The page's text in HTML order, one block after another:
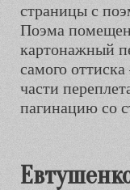
страницы с
Поэма
картонажный
самого
части
пагинацию со